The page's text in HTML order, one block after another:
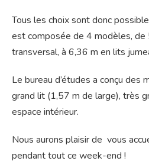
Tous les choix sont donc
est composée de 4 modèles, de
transversal, à 6,36 m en lits
Le bureau d’études a conçu des
grand lit (1,57 m de large), très
espace intérieur.
Nous aurons plaisir de vous
pendant tout ce week-end !